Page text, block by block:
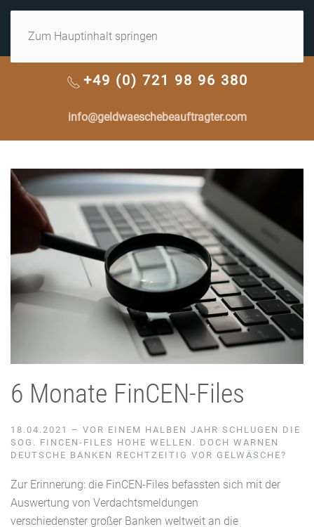
Zum Hauptinhalt springen
+49 (0) 721 98 96 380
info@geldwaeschebeauftragter.com
6 Monate FinCEN-Files
18.04.2021 – VOR EINEM HALBEN JAHR SCHLUGEN DIE
SOG. FINCEN-FILES HOHE WELLEN. DOCH WARNEN
DEUTSCHE BANKEN RECHTZEITIG VOR GELWÄSCHE?
Zur Erinnerung: die FinCEN-Files befassten sich mit der
Auswertung von Verdachtsmeldungen
verschiedenster großer Banken weltweit an die